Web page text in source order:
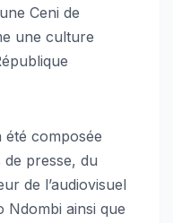
Ceni de
une culture
été composée
presse, du
de l’audiovisuel
Ndombi ainsi que